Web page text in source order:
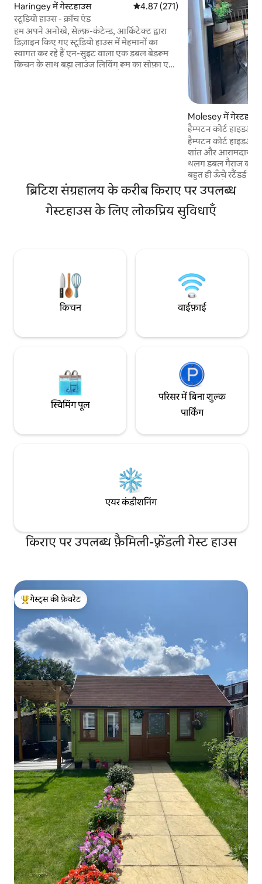
Haringey में गेस्टहाउस औसत रेटिंग 5 में से 4.87, 271 समीक्षाएँ
4.87 (271)
स्टूडियो हाउस - क्रॉच एंड
हम अपने अनोखे, सेल्फ़-कंटेन्ड, आर्किटेक्ट द्वारा
डिज़ाइन किए गए स्टूडियो हाउस में मेहमानों का
स्वागत कर रहे हैं एन-सुइट वाला एक डबल बेडरूम
किचन के साथ बड़ा लाउंज लिविंग रूम का सोफ़ा एक
Molesey में गेस्टहाउस
हैम्पटन कोर्ट हाइडअवे
हैम्पटन कोर्ट
शांत और आरामदायक
थलग डबल गैराज को
बहुत ही ऊँचे स्टैंडर्ड के
किया गया है और जो
संपत्ति में एक पूरी
चलने के साथ बाथरूम,
दूसरा) और अनुरोध पर
ब्रिटिश संग्रहालय के करीब किराए पर उपलब्ध
गेस्टहाउस के लिए लोकप्रिय सुविधाएँ
किचन वाईफ़ाई
स्विमिंग पूल
परिसर में बिना शुल्क
पार्किंग
एयर कंडीशनिंग
किराए पर उपलब्ध फ़ैमिली-फ़्रेंडली गेस्ट हाउस
गेस्ट्स का टॉप फ़ेवरेट
गेस्ट्स की फ़ेवरेट